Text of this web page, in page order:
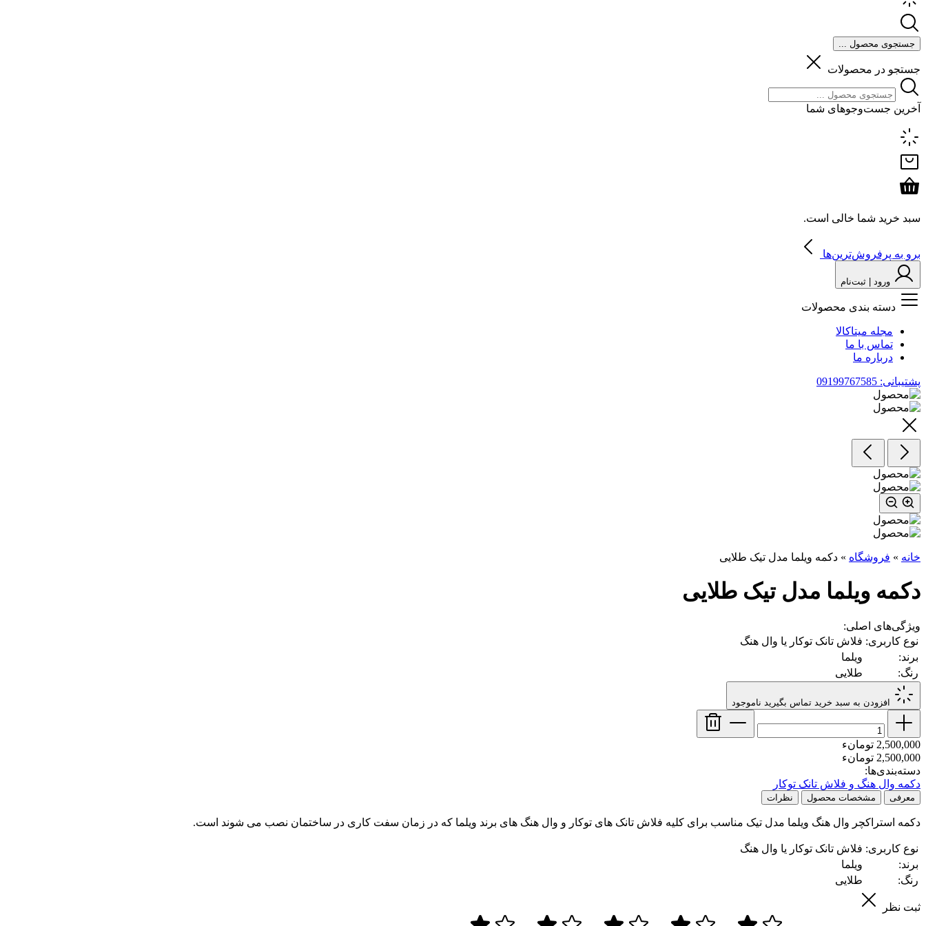
جستجوی محصول ...
جستجو در محصولات
آخرین جست‌وجوهای شما
سبد خرید شما خالی است.
برو به پرفروش‌ترین‌ها
ورود | ثبت‌نام
دسته بندی محصولات
مجله میتاکالا
تماس با ما
درباره ما
پشتیبانی: 09199767585
خانه » فروشگاه » دکمه ویلما مدل تیک طلایی
دکمه ویلما مدل تیک طلایی
ویژگی‌های اصلی:
نوع کاربری: فلاش تانک توکار یا وال هنگ
برند:
ویلما
رنگ:
طلایی
افزودن به سبد خرید تماس بگیرید ناموجود
2,500,000 تومانء
2,500,000 تومانء
دسته‌بندی‌ها:
دکمه وال هنگ و فلاش تانک توکار
معرفی مشخصات محصول نظرات
دکمه استراکچر وال هنگ ویلما مدل تیک مناسب برای کلیه فلاش تانک های توکار و وال هنگ های برند ویلما که در زمان سفت کاری در ساختمان نصب می شوند است.
نوع کاربری: فلاش تانک توکار یا وال هنگ
برند:
ویلما
رنگ:
طلایی
ثبت نظر